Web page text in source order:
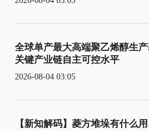
全球单产最大高端聚乙烯醇生
关键产业链自主可控水平
2026-08-04 03:05
【新知解码】菱方堆垛有什么用